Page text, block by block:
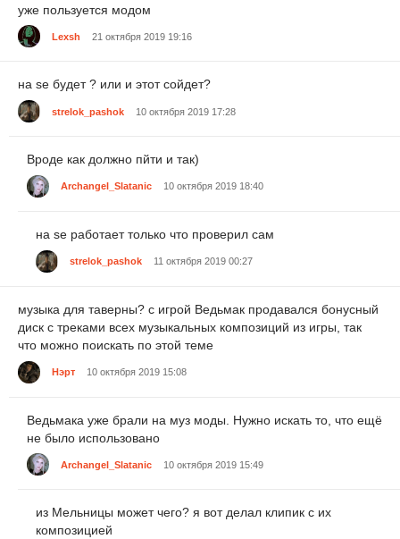
уже пользуется модом
Lexsh 21 октября 2019 19:16
на se будет ? или и этот сойдет?
strelok_pashok 10 октября 2019 17:28
Вроде как должно пйти и так)
Archangel_Slatanic 10 октября 2019 18:40
на se работает только что проверил сам
strelok_pashok 11 октября 2019 00:27
музыка для таверны? с игрой Ведьмак продавался бонусный
диск с треками всех музыкальных композиций из игры, так
что можно поискать по этой теме
Нэрт 10 октября 2019 15:08
Ведьмака уже брали на муз моды. Нужно искать то, что ещё
не было использовано
Archangel_Slatanic 10 октября 2019 15:49
из Мельницы может чего? я вот делал клипик с их
композицией